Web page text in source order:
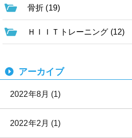
骨折 (19)
ＨＩＩＴトレーニング (12)
アーカイブ
2022年8月 (1)
2022年2月 (1)